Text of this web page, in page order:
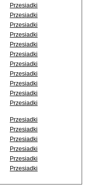
Przesiadki
Przesiadki
Przesiadki
Przesiadki
Przesiadki
Przesiadki
Przesiadki
Przesiadki
Przesiadki
Przesiadki
Przesiadki
Przesiadki
Przesiadki
Przesiadki
Przesiadki
Przesiadki
Przesiadki